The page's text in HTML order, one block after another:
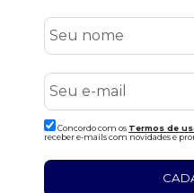
Concordo com os Termos de
receber e-mails com novidades e